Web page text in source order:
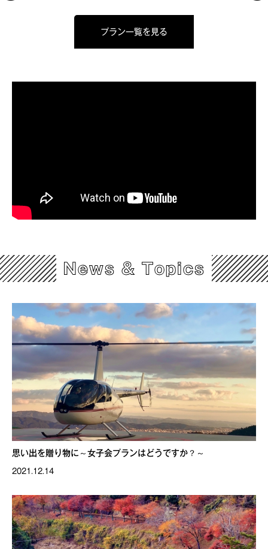
プラン一覧を見る
News & Topics
思い出を贈り物に～女子会プランはどうですか？～
2021.12.14